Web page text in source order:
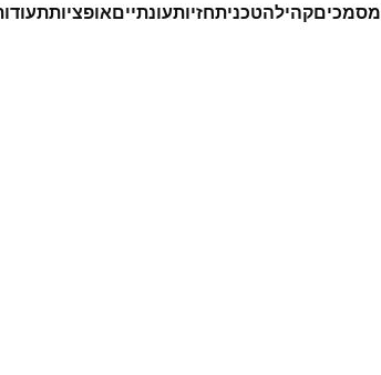
מסמכיםקהילהטכניתחזיותעונתייםאופציות